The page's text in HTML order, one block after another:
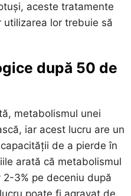
aceste tratamente
lor trebuie să
după 50 de
metabolismul unei
iar acest lucru are un
de a pierde în
arată că metabolismul
3% pe deceniu după
poate fi agravat de